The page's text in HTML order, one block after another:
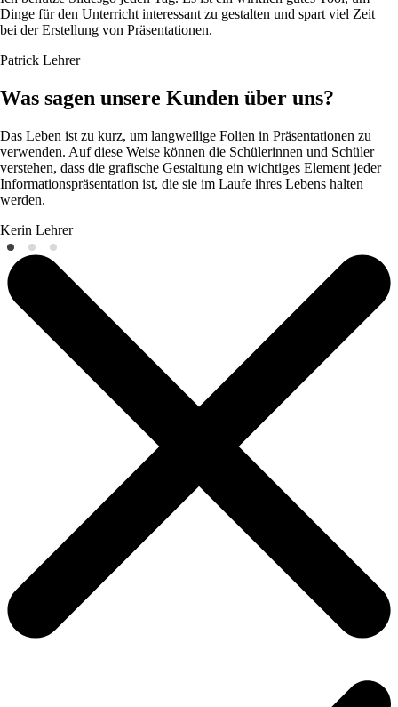
Dinge für den Unterricht interessant zu gestalten und spart viel Zeit
bei der Erstellung von Präsentationen.
Patrick Lehrer
Was sagen unsere Kunden über uns?
Das Leben ist zu kurz, um langweilige Folien in Präsentationen zu
verwenden. Auf diese Weise können die Schülerinnen und Schüler
verstehen, dass die grafische Gestaltung ein wichtiges Element jeder
Informationspräsentation ist, die sie im Laufe ihres Lebens halten
werden.
Kerin Lehrer